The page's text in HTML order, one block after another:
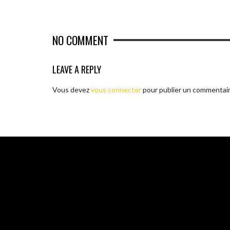
NO COMMENT
LEAVE A REPLY
Vous devezvous connecterpour publier un